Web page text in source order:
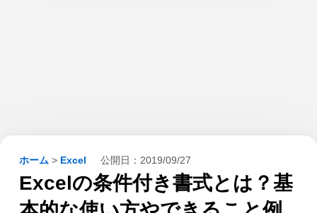
ホーム > Excel 公開日： 2019/09/27
Excelの条件付き書式とは？基